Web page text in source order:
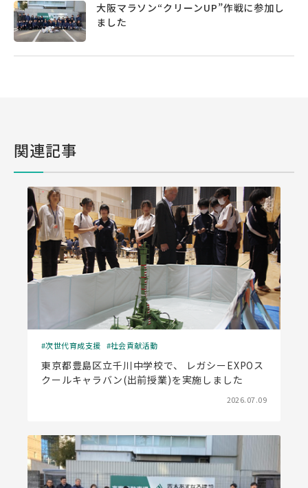
大阪マラソン“クリーンUP”作戦に参加し
ました
関連記事
次世代育成支援 社会貢献活動
東京都豊島区立千川中学校で、 レガシーEXPOス
クールキャラバン(出前授業)を実施しました
2026.07.09